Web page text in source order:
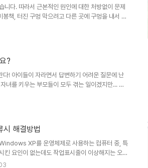
4. 남녀 임금격차 - 1위5. ..
니다. 따라서 근본적인 원인에 대한 처방없이 문제
책, 터진 구멍 막으려고 다른 곳에 구멍을 내서 막
그저 그 미봉책만으로 끝내는 것이 마치 해답인
었을 것처럼 말이죠. -그 논리대로라면, 스폰서
시 언론의 사이비 기자들이 돈의 유혹에 빠지지만
?
! 아이들이 자라면서 답변하기 어려운 질문에 난
녀를 키우는 부모들이 모두 겪는 일이겠지만... 딸
데, 문득 이렇게 말합니다. "아빠, 우리나라 땅은
라의 크기는 땅의 크기로만 말할 수 있는 건 아니
, 정작 우리나라에 대..
해결방법
XP를 운영체제로 사용하는 컴퓨터 중, 특
킨 요인이 없는데도 작업표시줄이 이상해지는 오류
트북에서도 이러한 현상을 종종 겪곤 하였죠. 두줄